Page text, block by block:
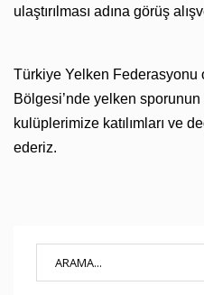
ulaştırılması adına görüş
Türkiye Yelken Federasyonu
Bölgesi’nde yelken
kulüplerimize katılımları ve
ederiz.